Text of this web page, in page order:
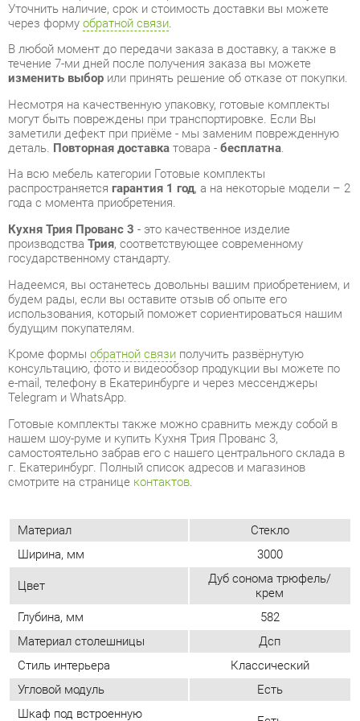
течение 7-ми дней после получения заказа вы можете
изменить выборили принять решение об отказе от покупки.
Несмотря на качественную упаковку, готовые комплекты
могут быть повреждены при транспортировке. Если Вы
заметили дефект при приёме - мы заменим поврежденную
деталь.Повторная доставка товара -бесплатна.
На всю мебель категории Готовые комплекты
распространяетсягарантия 1 год, а на некоторые модели – 2
года с момента приобретения.
производстваТрия, соответствующее современному
государственному стандарту.
будем рады, если вы оставите отзыв об опыте его
использования, который поможет сориентироваться нашим
будущим покупателям.
Кроме формы обратной связиполучить развёрнутую
консультацию, фото и видеообзор продукции вы можете по
e-mail, телефону в Екатеринбурге и через мессенджеры
Telegram и WhatsApp.
Готовые комплекты также можно сравнить между собой в
нашем шоу-руме и купить Кухня Трия Прованс 3,
самостоятельно забрав его с нашего центрального склада в
г. Екатеринбург. Полный список адресов и магазинов
смотрите на странице
Материал Стекло
Ширина, мм 3000
Глубина, мм
582
Материал столешницы
Дсп
Стиль интерьера
Классический
Угловой модуль
Есть
Шкаф под встроенную
технику Есть
Бутылочница Есть
ОТЗЫВЫ